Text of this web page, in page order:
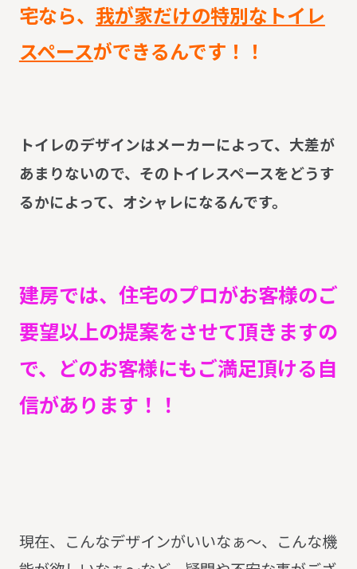
宅なら、 我が家だけの特別なトイレ
スペースができるんです！！
トイレのデザインはメーカーによって、大差が
あまりないので、そのトイレスペースをどうす
るかによって、オシャレになるんです。
建房では、住宅のプロがお客様のご
要望以上の提案をさせて頂きますの
で、どのお客様にもご満足頂ける自
信があります！！
現在、こんなデザインがいいなぁ～、こんな機